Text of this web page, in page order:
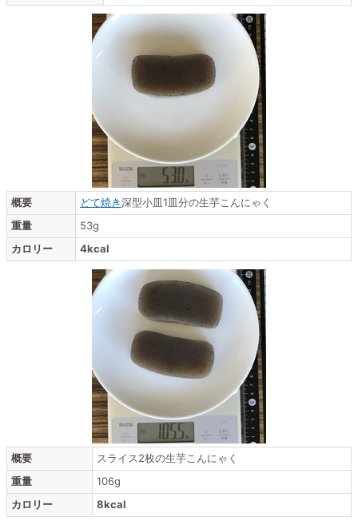
概要 どて焼き深型小皿1皿分の生芋こんにゃく
重量
53g
カロリー
4kcal
概要
スライス2枚の生芋こんにゃく
重量
106g
カロリー
8kcal